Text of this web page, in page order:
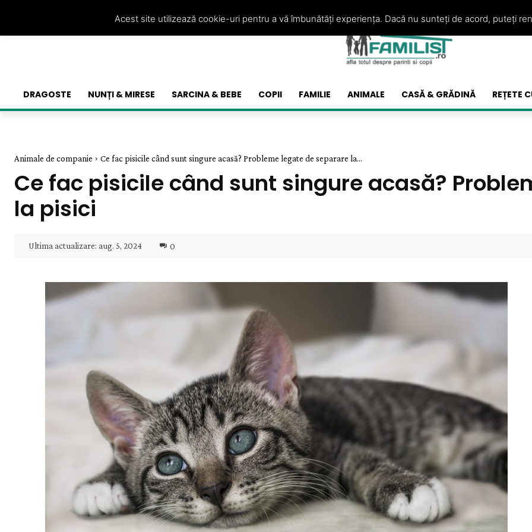
DRAGOSTE NUNȚI & MIRESE SARCINA & BEBE COPII FAMILIE ANIMALE CASĂ & GRĂDINĂ REȚETE
Animale de companie Ce fac pisicile când sunt singure acasă? Probleme legate de separare la...
Ce fac pisicile când sunt singure acasă?
la pisici
Ultima actualizare: aug. 5, 2024 0
Acest site utilizează cookie-uri pentru a vă îmbunătăți experiența. Dacă nu sunteți de acord, puteți